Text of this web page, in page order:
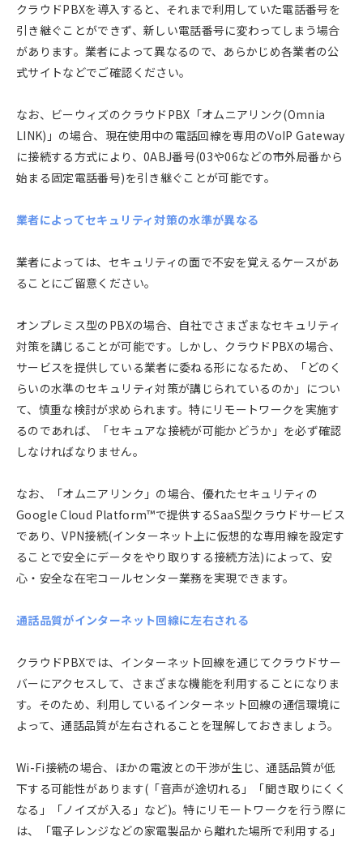
クラウドPBXを導入すると、それまで利用していた電話番号を
引き継ぐことができず、新しい電話番号に変わってしまう場合
があります。業者によって異なるので、あらかじめ各業者の公
式サイトなどでご確認ください。
なお、ビーウィズのクラウドPBX「オムニアリンク(Omnia
LINK)」の場合、現在使用中の電話回線を専用のVoIP Gateway
に接続する方式により、0ABJ番号(03や06などの市外局番から
始まる固定電話番号)を引き継ぐことが可能です。
業者によってセキュリティ対策の水準が異なる
業者によっては、セキュリティの面で不安を覚えるケースがあ
ることにご留意ください。
オンプレミス型のPBXの場合、自社でさまざまなセキュリティ
対策を講じることが可能です。しかし、クラウドPBXの場合、
サービスを提供している業者に委ねる形になるため、「どのく
らいの水準のセキュリティ対策が講じられているのか」につい
て、慎重な検討が求められます。特にリモートワークを実施す
るのであれば、「セキュアな接続が可能かどうか」を必ず確認
しなければなりません。
なお、「オムニアリンク」の場合、優れたセキュリティの
Google Cloud Platform™で提供するSaaS型クラウドサービス
であり、VPN接続(インターネット上に仮想的な専用線を設定す
ることで安全にデータをやり取りする接続方法)によって、安
心・安全な在宅コールセンター業務を実現できます。
通話品質がインターネット回線に左右される
クラウドPBXでは、インターネット回線を通じてクラウドサー
バーにアクセスして、さまざまな機能を利用することになりま
す。そのため、利用しているインターネット回線の通信環境に
よって、通話品質が左右されることを理解しておきましょう。
Wi-Fi接続の場合、ほかの電波との干渉が生じ、通話品質が低
下する可能性があります(「音声が途切れる」「聞き取りにくく
なる」「ノイズが入る」など)。特にリモートワークを行う際に
は、「電子レンジなどの家電製品から離れた場所で利用する」